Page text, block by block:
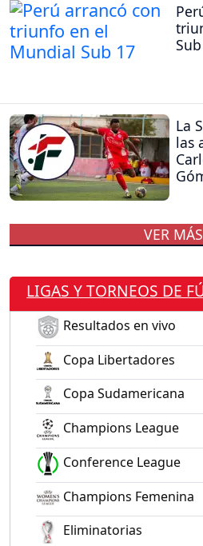
La
las
VER
LIGAS Y TORNEOS DE
Resultados en vivo
Copa Libertadores
Copa Sudamericana
Champions League
Conference League
Champions Femenina
Eliminatorias